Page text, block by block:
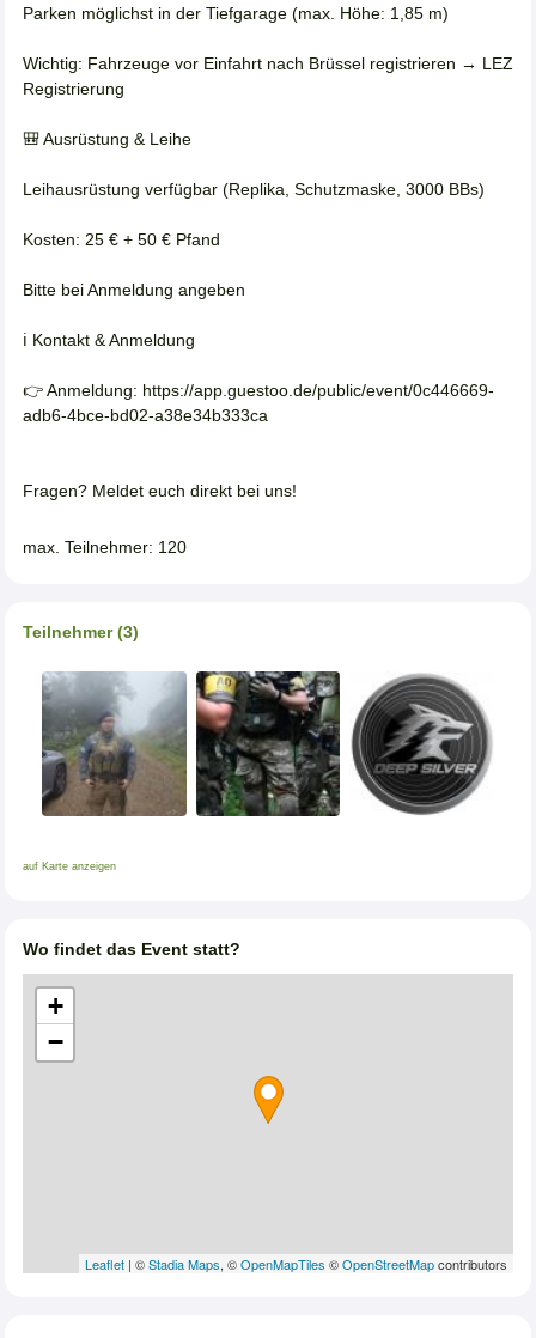
Parken möglichst in der Tiefgarage (max. Höhe: 1,85 m)
Wichtig: Fahrzeuge vor Einfahrt nach Brüssel registrieren → LEZ
Registrierung
🎒 Ausrüstung & Leihe
Leihausrüstung verfügbar (Replika, Schutzmaske, 3000 BBs)
Kosten: 25 € + 50 € Pfand
Bitte bei Anmeldung angeben
ℹ️ Kontakt & Anmeldung
👉 Anmeldung: https://app.guestoo.de/public/event/0c446669-
adb6-4bce-bd02-a38e34b333ca
Fragen? Meldet euch direkt bei uns!
max. Teilnehmer: 120
Teilnehmer (3)
auf Karte anzeigen
Wo findet das Event statt?
+
−
Leaflet | ©Stadia Maps, ©OpenMapTiles ©OpenStreetMapcontributors